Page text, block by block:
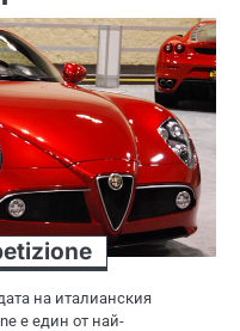
на италианския
е един от най-